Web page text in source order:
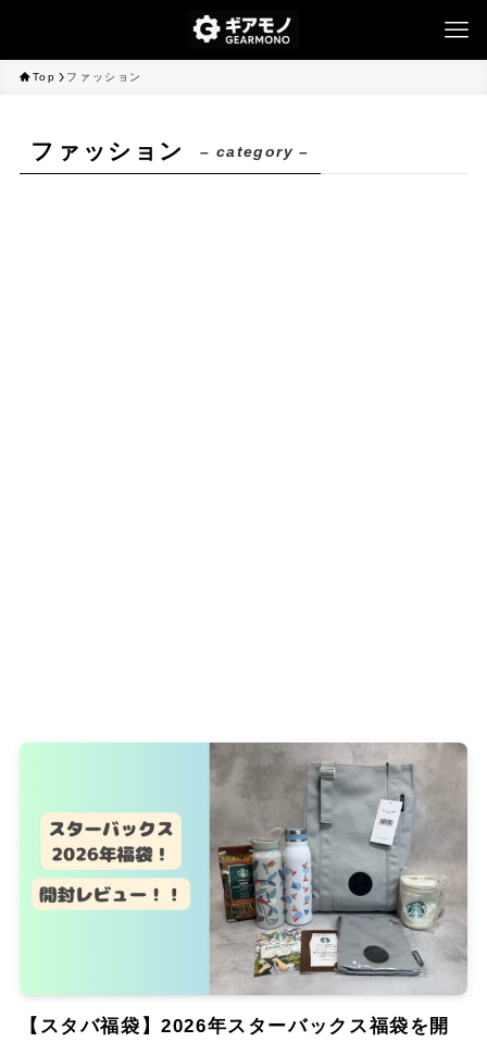
Top ファッション
ファッション – category –
【スタバ福袋】2026年スターバックス福袋を開